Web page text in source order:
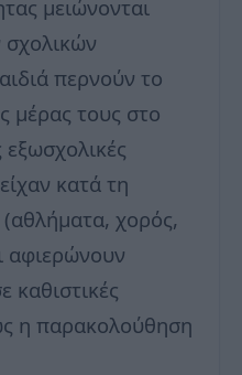
μειώνονται
σχολικών
περνούν το
μέρας τους στο
εξωσχολικές
κατά τη
(αθλήματα, χορός,
αφιερώνουν
καθιστικές
η παρακολούθηση